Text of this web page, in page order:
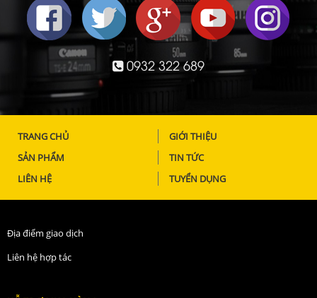
0932 322 689
TRANG CHỦ
GIỚI THIỆU
SẢN PHẨM
TIN TỨC
LIÊN HỆ
TUYỂN DỤNG
Địa điểm giao dịch
Liên hệ hợp tác